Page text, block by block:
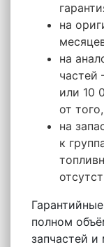
на
на
частей
или 10
от
на
к
полном
запчастей